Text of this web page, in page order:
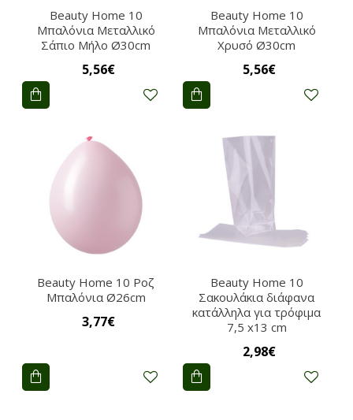
Beauty Home 10
Μπαλόνια Μεταλλικό
Σάπιο Μήλο Ø30cm
5,56€
Beauty Home 10
Μπαλόνια Μεταλλικό
Χρυσό Ø30cm
5,56€
Beauty Home 10 Ροζ
Μπαλόνια Ø26cm
3,77€
Beauty Home 10
Σακουλάκια διάφανα
κατάλληλα για τρόφιμα
7,5 x13 cm
2,98€